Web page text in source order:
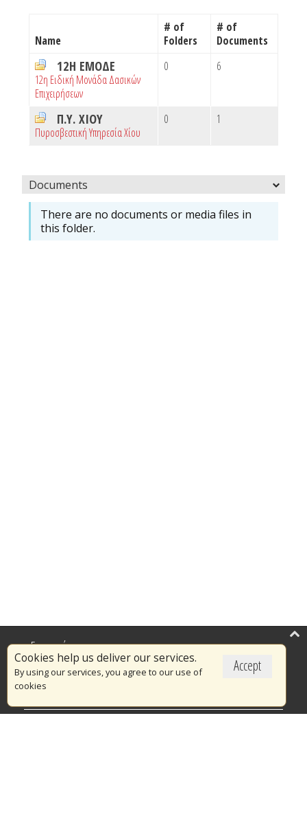
Name
# of
Folders
# of
Documents
12Η ΕΜΟΔΕ
12η Ειδική Μονάδα Δασικών
Επιχειρήσεων
0 6
Π.Υ. ΧΙΟΥ
Πυροσβεστική Υπηρεσία Χίου
0 1
Documents
There are no documents or media files in
this folder.
Accept
Cookies help us deliver our services.
By using our services, you agree to our use of
cookies
Επικαιρότητα
Το Πυροσβεστικό Σώμα